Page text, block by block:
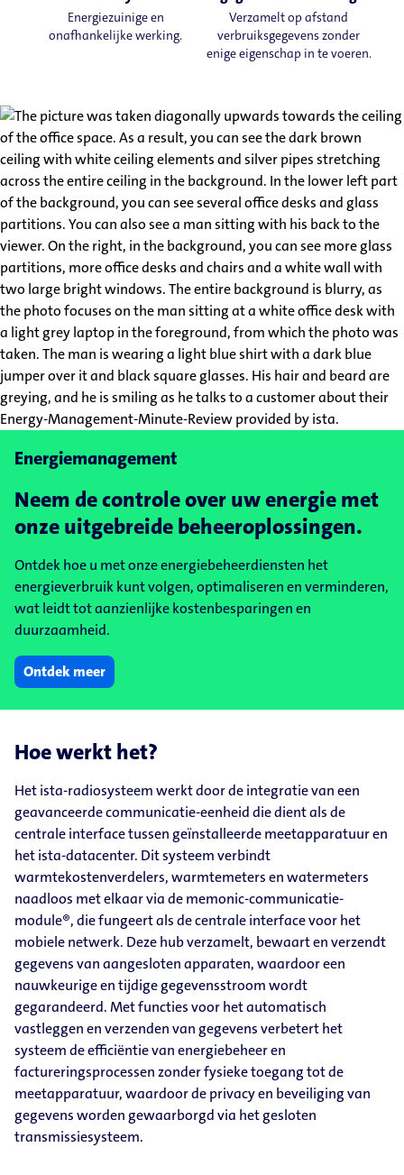
Energiezuinige en
onafhankelijke werking.
Verzamelt op afstand
verbruiksgegevens zonder
enige eigenschap in te voeren.
Energiemanagement
Neem de controle over uw energie met
onze uitgebreide beheeroplossingen.
Ontdek hoe u met onze energiebeheerdiensten het
energieverbruik kunt volgen, optimaliseren en verminderen,
wat leidt tot aanzienlijke kostenbesparingen en
duurzaamheid.
Ontdek meer
Hoe werkt het?
Het ista-radiosysteem werkt door de integratie van een
geavanceerde communicatie-eenheid die dient als de
centrale interface tussen geïnstalleerde meetapparatuur en
het ista-datacenter. Dit systeem verbindt
warmtekostenverdelers, warmtemeters en watermeters
naadloos met elkaar via de memonic-communicatie-
module®, die fungeert als de centrale interface voor het
mobiele netwerk. Deze hub verzamelt, bewaart en verzendt
gegevens van aangesloten apparaten, waardoor een
nauwkeurige en tijdige gegevensstroom wordt
gegarandeerd. Met functies voor het automatisch
vastleggen en verzenden van gegevens verbetert het
systeem de efficiëntie van energiebeheer en
factureringsprocessen zonder fysieke toegang tot de
meetapparatuur, waardoor de privacy en beveiliging van
gegevens worden gewaarborgd via het gesloten
transmissiesysteem.